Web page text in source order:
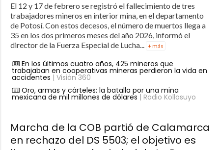
El 12 y 17 de febrero se registró el fallecimiento de tres
trabajadores mineros en interior mina, en el departamento
de Potosí. Con estos decesos, el número de muertos llega a
35 en los dos primeros meses del año 2026, informó el
director de la Fuerza Especial de Lucha...
+ más
En los últimos cuatro años, 425 mineros que
trabajaban en cooperativas mineras perdieron la vida en
accidentes | Visión 360
Oro, armas y cárteles: la batalla por una mina
mexicana de mil millones de dólares | Radio Kollasuyo
Marcha de la COB partió de Calamarca
en rechazo del DS 5503; el objetivo es